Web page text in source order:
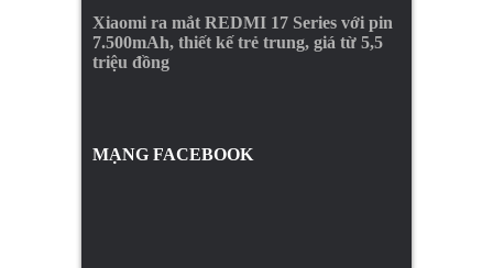
Xiaomi ra mắt REDMI 17 Series với pin
7.500mAh, thiết kế trẻ trung, giá từ 5,5
triệu đồng
MẠNG FACEBOOK